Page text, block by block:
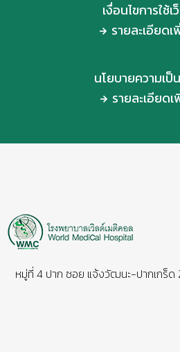
เงื่อนไขการใช้เ
รายละเอียด
นโยบายความเป็
รายละเอียด
44 หมู่ที่ 4 ปาก ซอย แจ้งวัฒนะ-ปากเกร็